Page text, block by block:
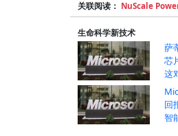
关联阅读： NuScale
生命科学新技术
萨
芯
这
回
智